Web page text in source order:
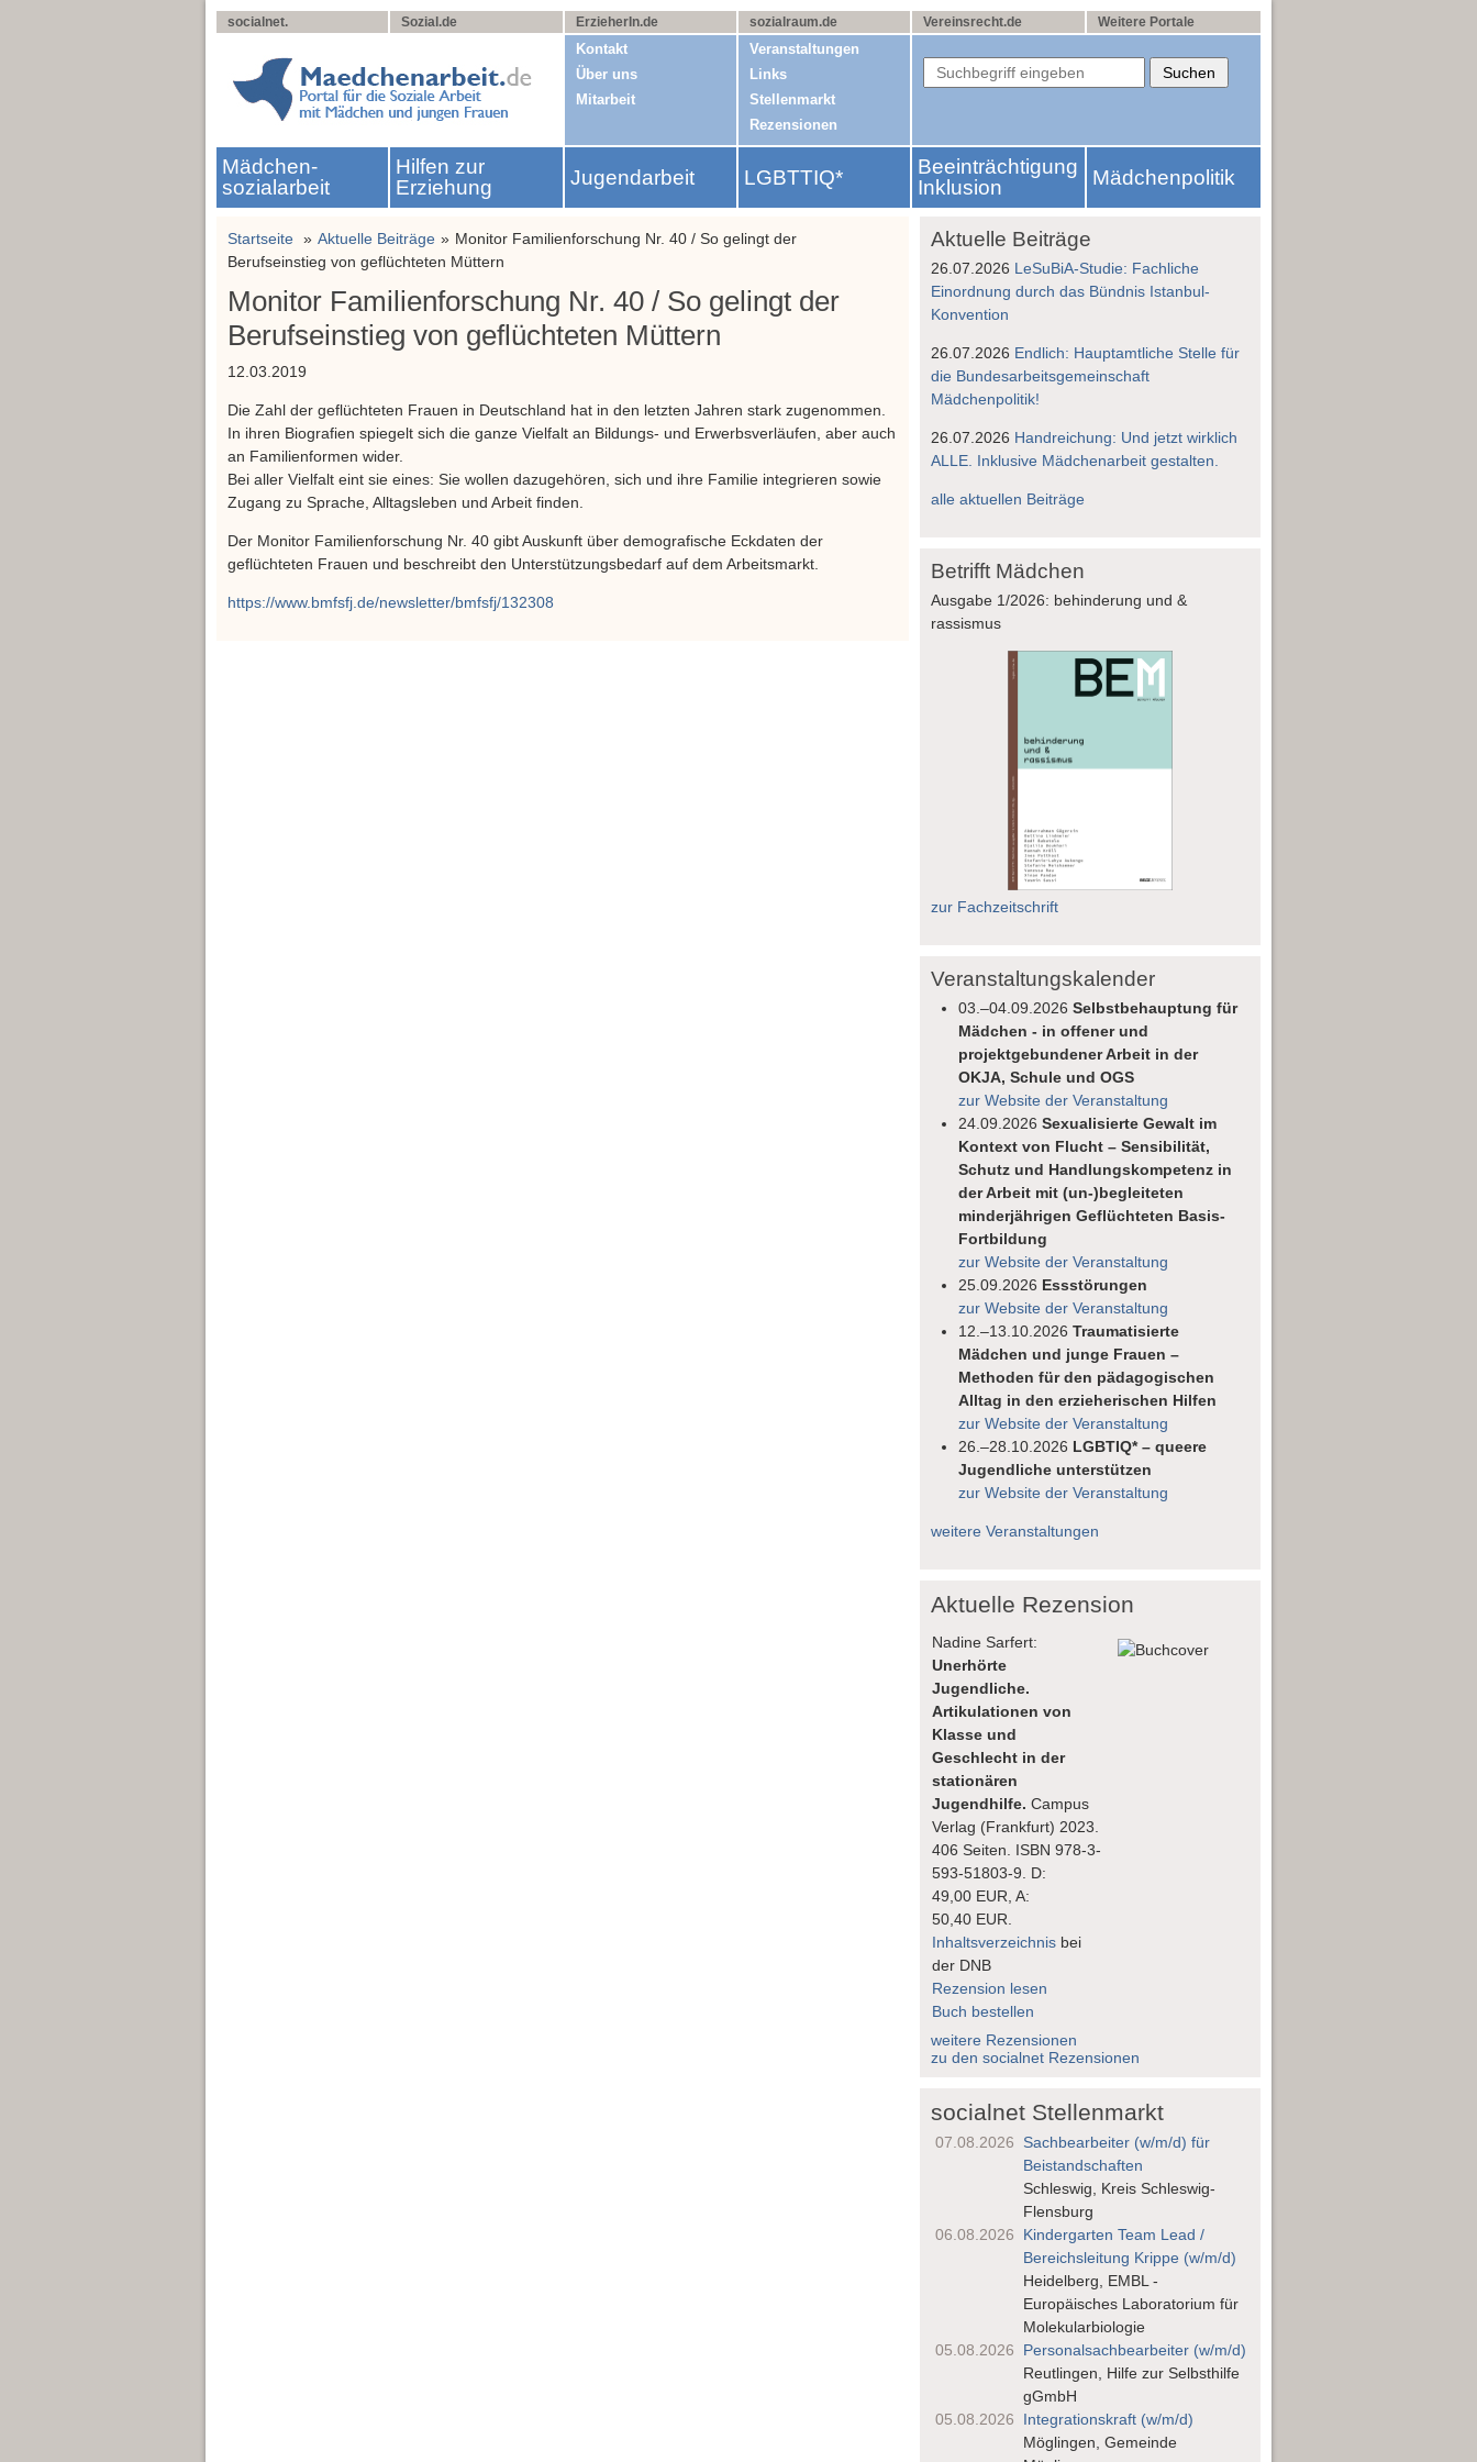
socialnet. Sozial.de ErzieherIn.de sozialraum.de Vereinsrecht.de Weitere Portale
Kontakt
Über uns
Mitarbeit
Veranstaltungen
Links
Stellenmarkt
Rezensionen
Mädchen­
sozialarbeit
Hilfen zur
Erziehung
Jugendarbeit LGBTTIQ*
Beeinträchtigung
Inklusion
Mädchenpolitik
Startseite Aktuelle Beiträge
Monitor Familienforschung Nr. 40 / So gelingt der
Berufseinstieg von geflüchteten Müttern
Monitor Familienforschung Nr. 40 / So gelingt der
Berufseinstieg von geflüchteten Müttern
12.03.2019
Die Zahl der geflüchteten Frauen in Deutschland hat in den letzten Jahren stark zugenommen.
In ihren Biografien spiegelt sich die ganze Vielfalt an Bildungs- und Erwerbsverläufen, aber auch
an Familienformen wider.
Bei aller Vielfalt eint sie eines: Sie wollen dazugehören, sich und ihre Familie integrieren sowie
Zugang zu Sprache, Alltagsleben und Arbeit finden.
Der Monitor Familienforschung Nr. 40 gibt Auskunft über demografische Eckdaten der
geflüchteten Frauen und beschreibt den Unterstützungsbedarf auf dem Arbeitsmarkt.
https://www.bmfsfj.de/newsletter/bmfsfj/132308
Aktuelle Beiträge
26.07.2026 LeSuBiA-Studie: Fachliche
Einordnung durch das Bündnis Istanbul-
Konvention
26.07.2026 Endlich: Hauptamtliche Stelle für
die Bundesarbeitsgemeinschaft
Mädchenpolitik!
26.07.2026 Handreichung: Und jetzt wirklich
ALLE. Inklusive Mädchenarbeit gestalten.
alle aktuellen Beiträge
Betrifft Mädchen
Ausgabe 1/2026: behinderung und &
rassismus
zur Fachzeitschrift
Veranstaltungskalender
03.–04.09.2026Selbstbehauptung für
Mädchen - in offener und
projektgebundener Arbeit in der
OKJA, Schule und OGS
zur Website der Veranstaltung
24.09.2026Sexualisierte Gewalt im
Kontext von Flucht – Sensibilität,
Schutz und Handlungskompetenz in
der Arbeit mit (un-)begleiteten
minderjährigen Geflüchteten Basis-
Fortbildung
zur Website der Veranstaltung
25.09.2026 Essstörungen
zur Website der Veranstaltung
12.–13.10.2026Traumatisierte
Mädchen und junge Frauen –
Methoden für den pädagogischen
Alltag in den erzieherischen Hilfen
zur Website der Veranstaltung
26.–28.10.2026 LGBTIQ* – queere
Jugendliche unterstützen
zur Website der Veranstaltung
weitere Veranstaltungen
Aktuelle Rezension
Nadine Sarfert:
Unerhörte
Jugendliche.
Artikulationen von
Klasse und
Geschlecht in der
stationären
Jugendhilfe.Campus
Verlag (Frankfurt) 2023.
406 Seiten. ISBN 978-3-
593-51803-9. D:
49,00 EUR, A:
50,40 EUR.
Inhaltsverzeichnis bei
der DNB
Rezension lesen
Buch bestellen
weitere Rezensionen
zu den socialnet Rezensionen
socialnet Stellenmarkt
07.08.2026
Sachbearbeiter (w/m/d) für
Beistandschaften
Schleswig, Kreis Schleswig-
Flensburg
06.08.2026
Kindergarten Team Lead /
Bereichsleitung Krippe (w/m/d)
Heidelberg, EMBL -
Europäisches Laboratorium für
Molekularbiologie
05.08.2026
Personalsach­bearbeiter (w/m/d)
Reutlingen, Hilfe zur Selbsthilfe
gGmbH
05.08.2026
Integrationskraft (w/m/d)
Möglingen, Gemeinde